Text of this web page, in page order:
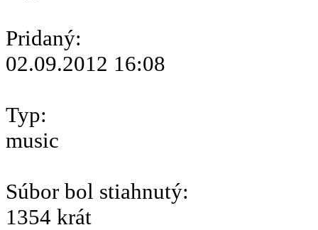
Pridaný:
02.09.2012 16:08
Typ:
music
Súbor bol stiahnutý:
1354 krát